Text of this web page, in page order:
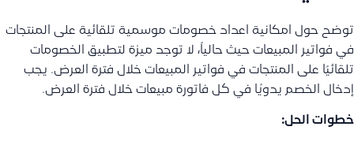
توضح حول امكانية اعداد خصومات موسمية تلقائية على المنتجات
في فواتير المبيعات حيث حالياً، لا توجد ميزة لتطبيق الخصومات
تلقائيًا على المنتجات في فواتير المبيعات خلال فترة العرض. يجب
إدخال الخصم يدويًا في كل فاتورة مبيعات خلال فترة العرض.
خطوات الحل: